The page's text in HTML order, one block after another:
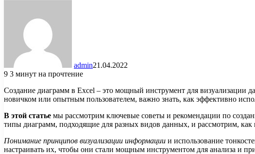
admin21.04.2022
9 3 минут на прочтение
Создание диаграмм в Excel – это мощный инструмент для визуализации
новичком или опытным пользователем, важно знать, как эффективно
В этой статье мы рассмотрим ключевые советы и рекомендации по
типы диаграмм, подходящие для разных видов данных, и рассмотрим, как
Понимание принципов визуализации информации и использование
настраивать их, чтобы они стали мощным инструментом для анализа и